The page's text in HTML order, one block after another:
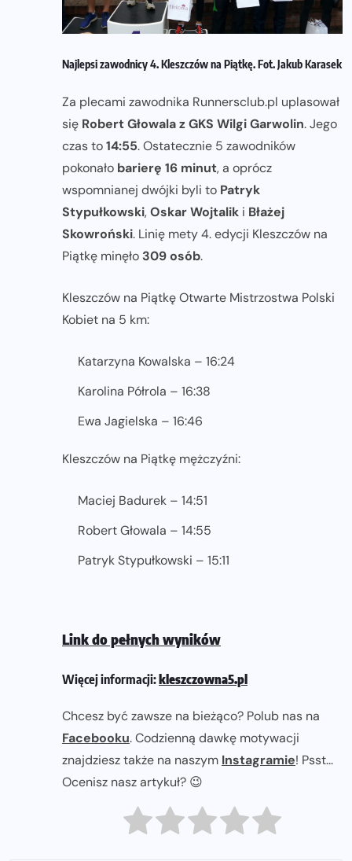
Najlepsi zawodnicy 4. Kleszczów na Piątkę. Fot. Jakub Karasek
Za plecami zawodnika Runnersclub.pl uplasował
się Robert Głowala z GKS Wilgi Garwolin. Jego
czas to14:55. Ostatecznie 5 zawodników
pokonało barierę 16 minut, a oprócz
wspomnianej dwójki byli to Patryk
Stypułkowski,Oskar Wojtalik i Błażej
Skowroński. Linię mety 4. edycji Kleszczów na
Piątkę minęło 309 osób.
Kleszczów na Piątkę Otwarte Mistrzostwa Polski
Kobiet na 5 km:
Katarzyna Kowalska – 16:24
Karolina Półrola – 16:38
Ewa Jagielska – 16:46
Kleszczów na Piątkę mężczyźni:
Maciej Badurek – 14:51
Robert Głowala – 14:55
Patryk Stypułkowski – 15:11
Link do pełnych wyników
Więcej informacji: kleszczowna5.pl
Chcesz być zawsze na bieżąco? Polub nas na
Facebooku. Codzienną dawkę motywacji
znajdziesz także na naszym Instagramie! Psst...
Ocenisz nasz artykuł? 😉